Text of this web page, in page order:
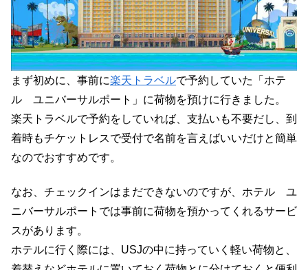
まず初めに、事前に楽天トラベルで予約していた「ホテ
ル ユニバーサルポート」に荷物を預けに行きました。
楽天トラベルで予約をしていれば、支払いも不要だし、到
着時もチケットレスで受付で名前を言えばいいだけと簡単
なのでおすすめです。
なお、チェックインはまだできないのですが、ホテル ユ
ニバーサルポートでは事前に荷物を預かってくれるサービ
スがあります。
ホテルに行く際には、USJの中に持っていく軽い荷物と、